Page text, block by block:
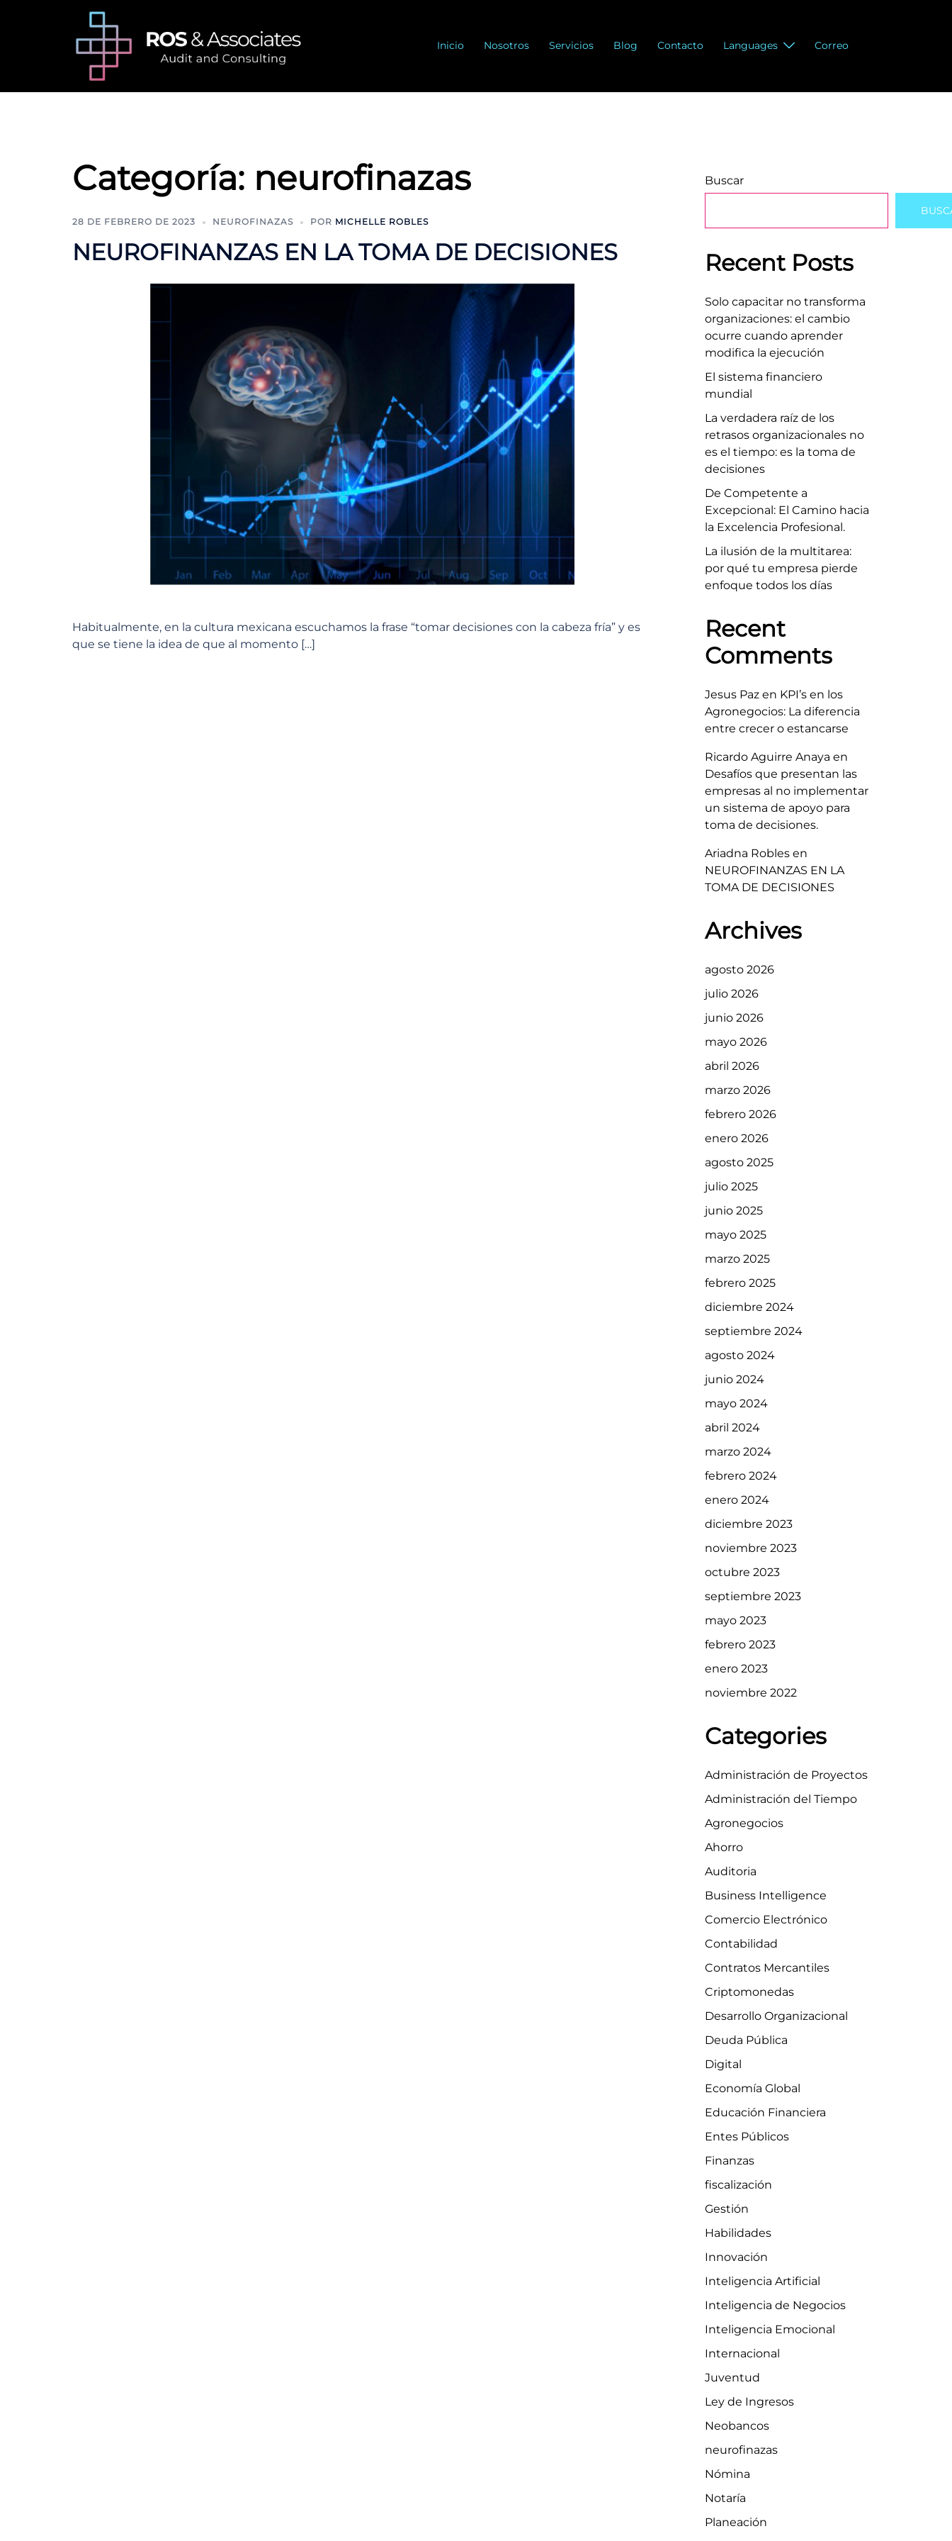
Inicio Nosotros Servicios Blog Contacto Languages Correo
Categoría: neurofinazas
28 DE FEBRERO DE 2023 NEUROFINAZAS POR MICHELLE ROBLES
NEUROFINANZAS EN LA TOMA DE DECISIONES
Habitualmente, en la cultura mexicana escuchamos la frase “tomar decisiones con la cabeza fría” y es
que se tiene la idea de que al momento […]
Buscar
Recent Posts
Solo capacitar no transforma
organizaciones: el cambio
ocurre cuando aprender
modifica la ejecución
El sistema financiero
mundial
La verdadera raíz de los
retrasos organizacionales no
es el tiempo: es la toma de
decisiones
De Competente a
Excepcional: El Camino hacia
la Excelencia Profesional.
La ilusión de la multitarea:
por qué tu empresa pierde
enfoque todos los días
Recent
Comments
Jesus Pazen KPI’s en los
Agronegocios: La diferencia
entre crecer o estancarse
Ricardo Aguirre Anaya en
Desafíos que presentan las
empresas al no implementar
un sistema de apoyo para
toma de decisiones.
Ariadna Roblesen
NEUROFINANZAS EN LA
TOMA DE DECISIONES
Archives
agosto 2026
julio 2026
junio 2026
mayo 2026
abril 2026
marzo 2026
febrero 2026
enero 2026
agosto 2025
julio 2025
junio 2025
mayo 2025
marzo 2025
febrero 2025
diciembre 2024
septiembre 2024
agosto 2024
junio 2024
mayo 2024
abril 2024
marzo 2024
febrero 2024
enero 2024
diciembre 2023
noviembre 2023
octubre 2023
septiembre 2023
mayo 2023
febrero 2023
enero 2023
noviembre 2022
Categories
Administración de Proyectos
Administración del Tiempo
Agronegocios
Ahorro
Auditoria
Business Intelligence
Comercio Electrónico
Contabilidad
Contratos Mercantiles
Criptomonedas
Desarrollo Organizacional
Deuda Pública
Digital
Economía Global
Educación Financiera
Entes Públicos
Finanzas
fiscalización
Gestión
Habilidades
Innovación
Inteligencia Artificial
Inteligencia de Negocios
Inteligencia Emocional
Internacional
Juventud
Ley de Ingresos
Neobancos
neurofinazas
Nómina
Notaría
Planeación